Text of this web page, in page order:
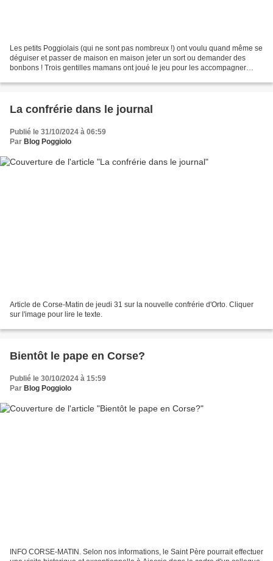
Les petits Poggiolais (qui ne sont pas nombreux !) ont voulu quand même se
déguiser et passer de maison en maison jeter un sort ou demander des
bonbons ! Trois gentilles mamans ont joué le jeu pour les accompagner
La confrérie dans le journal
Publié le 31/10/2024 à 06:59
Par Blog Poggiolo
Article de Corse-Matin de jeudi 31 sur la nouvelle confrérie d'Orto. Cliquer
sur l'image pour lire le texte.
Bientôt le pape en Corse?
Publié le 30/10/2024 à 15:59
Par Blog Poggiolo
INFO CORSE-MATIN. Selon nos informations, le Saint Père pourrait effectuer